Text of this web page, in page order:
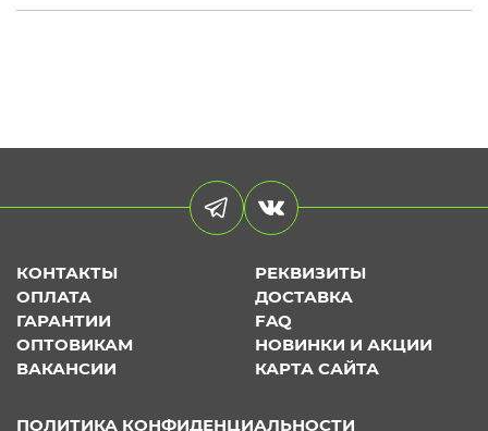
КОНТАКТЫ
РЕКВИЗИТЫ
ОПЛАТА
ДОСТАВКА
ГАРАНТИИ
FAQ
ОПТОВИКАМ
НОВИНКИ И АКЦИИ
ВАКАНСИИ
КАРТА САЙТА
ПОЛИТИКА КОНФИДЕНЦИАЛЬНОСТИ